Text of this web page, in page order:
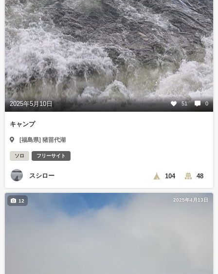
2025年5月10日 51 0
キャンプ
[福島県] 猪苗代湖
ソロ フリーサイト
スシロー 104 48
2025年4月13日
12